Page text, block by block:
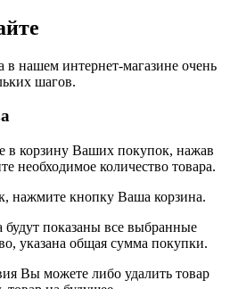
в нашем интернет-магазине очень
шагов.
в корзину Ваших покупок, нажав
необходимое количество товара.
нажмите кнопку Ваша корзина.
показаны все выбранные
указана общая сумма покупки.
Вы можете либо удалить товар